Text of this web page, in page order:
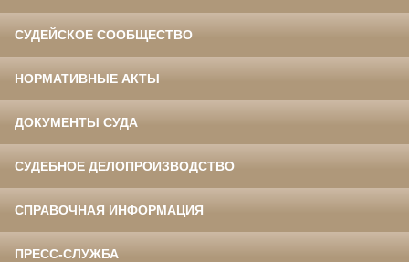
СУДЕЙСКОЕ СООБЩЕСТВО
НОРМАТИВНЫЕ АКТЫ
ДОКУМЕНТЫ СУДА
СУДЕБНОЕ ДЕЛОПРОИЗВОДСТВО
СПРАВОЧНАЯ ИНФОРМАЦИЯ
ПРЕСС-СЛУЖБА